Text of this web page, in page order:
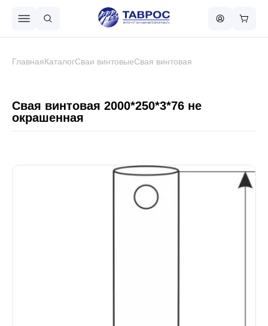
Металлочерепица
Металлический штакетник
ГлавнаяКаталогСваи винтовыеСвая винтовая
Свая винтовая 2000*250*3*76 не
окрашенная